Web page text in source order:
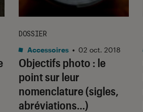
Objectifs photo : le
point sur leur
nomenclature (sigles,
abréviations…)
DOSSIER
Accessoires • 02 oct. 2018